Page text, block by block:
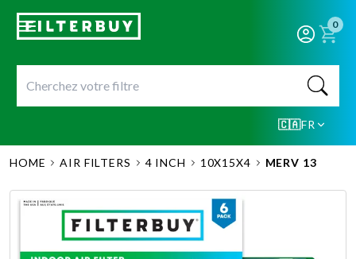
0
🇨🇦FR
HOME AIR FILTERS 4 INCH 10X15X4 MERV 13